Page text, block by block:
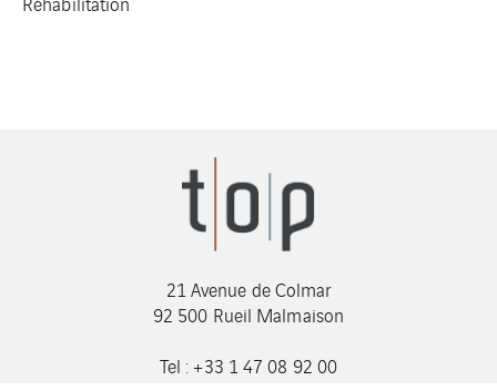
21 Avenue de Colmar
92 500 Rueil Malmaison
Tel : +33 1 47 08 92 00